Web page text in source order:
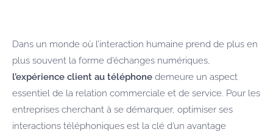
Dans un monde où l’interaction humaine prend de plus en
plus souvent la forme d’échanges numériques,
l’expérience client au téléphone demeure un aspect
essentiel de la relation commerciale et de service. Pour les
entreprises cherchant à se démarquer, optimiser ses
interactions téléphoniques est la clé d’un avantage